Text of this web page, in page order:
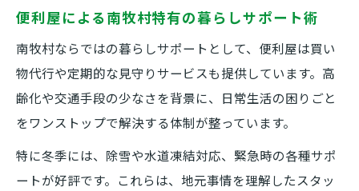
便利屋による南牧村特有の暮らしサポート術
南牧村ならではの暮らしサポートとして、便利屋は買い
物代行や定期的な見守りサービスも提供しています。高
齢化や交通手段の少なさを背景に、日常生活の困りごと
をワンストップで解決する体制が整っています。
特に冬季には、除雪や水道凍結対応、緊急時の各種サポ
ートが好評です。これらは、地元事情を理解したスタッ